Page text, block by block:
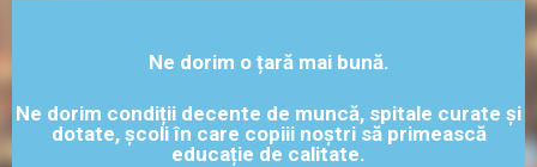
Ne dorim o țară mai bună.
Ne dorim condiții decente de muncă, spitale curate și
dotate, școli în care copiii noștri să primească
educație de calitate.